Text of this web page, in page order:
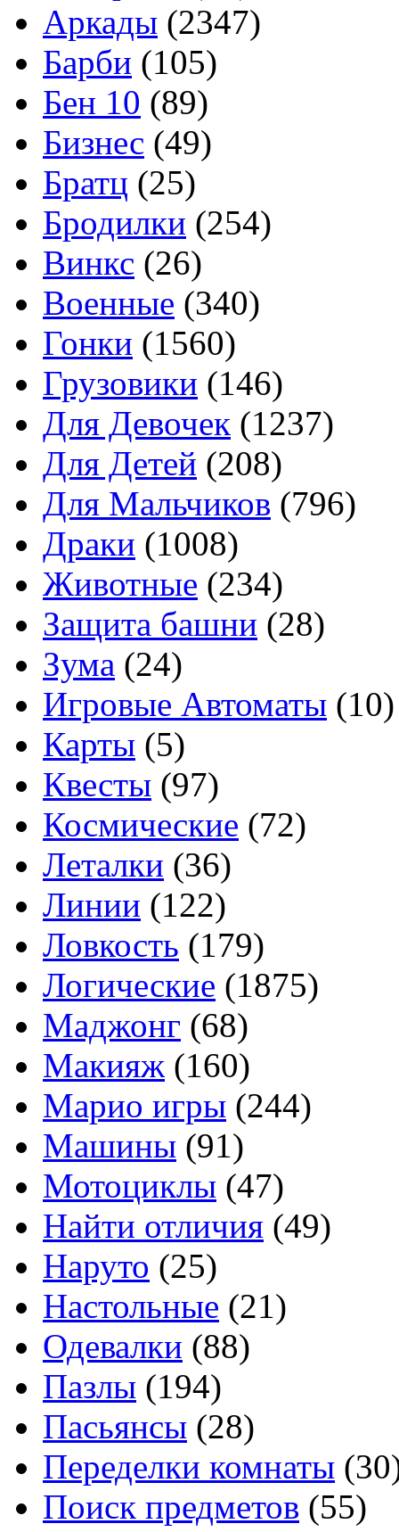
Аркады (2347)
Барби (105)
Бен 10 (89)
Бизнес (49)
Братц (25)
Бродилки (254)
Винкс (26)
Военные (340)
Гонки (1560)
Грузовики (146)
Для Девочек (1237)
Для Детей (208)
Для Мальчиков (796)
Драки (1008)
Животные (234)
Защита башни (28)
Зума (24)
Игровые Автоматы (10)
Карты (5)
Квесты (97)
Космические (72)
Леталки (36)
Линии (122)
Ловкость (179)
Логические (1875)
Маджонг (68)
Макияж (160)
Марио игры (244)
Машины (91)
Мотоциклы (47)
Найти отличия (49)
Наруто (25)
Настольные (21)
Одевалки (88)
Пазлы (194)
Пасьянсы (28)
Переделки комнаты
Поиск предметов (55)